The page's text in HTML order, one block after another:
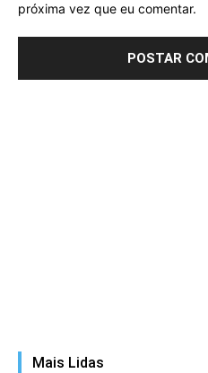
próxima vez que eu comentar.
Mais Lidas